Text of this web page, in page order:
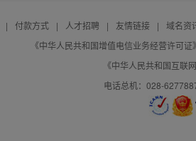
| 付款方式 | 人才招聘 | 友情链接 |
域名资
《中华人民共和国增值电信业务经营许可
《中华人民共和国互联
电话总机：028-